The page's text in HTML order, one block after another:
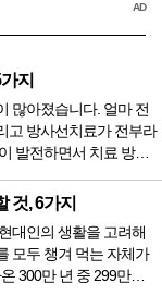
AD
지
많아졌습니다. 얼마 전
고 방사선치료가 전부라
발전하면서 치료 방법
추가되었습니다. 중입
일 등 중입자 치료기가
얼마 전 국내 도입 후
기가 가동되었습니다.
중입자 치료를 받을 수
것, 6가지
대인의 생활을 고려해
모두 챙겨 먹는 자체가
300만 년 중 299만